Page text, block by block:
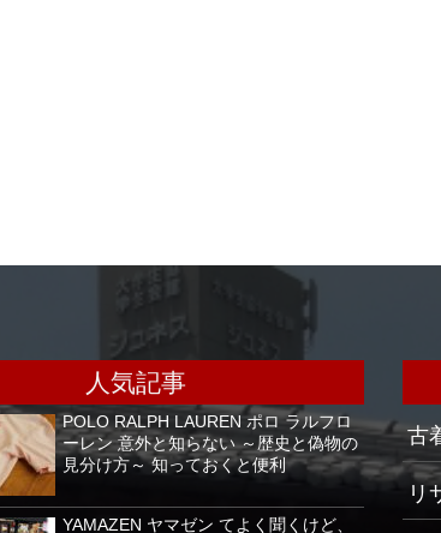
人気記事
POLO RALPH LAUREN ポロ ラルフロ
ーレン 意外と知らない ～歴史と偽物の
見分け方～ 知っておくと便利
YAMAZEN ヤマゼン てよく聞くけど、
古
リ